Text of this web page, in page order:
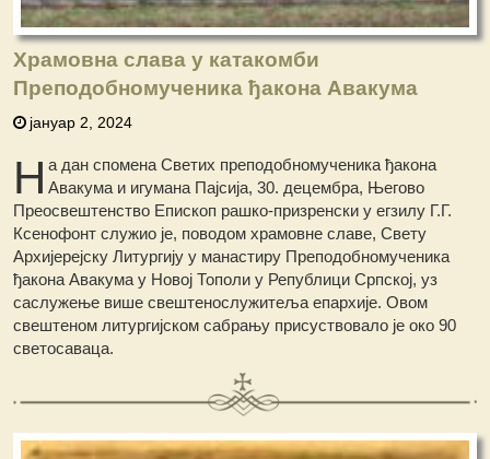
Храмовна слава у катакомби
Преподобномученика ђакона Авакума
јануар 2, 2024
Н а дан спомена Светих преподобномученика ђакона
Авакума и игумана Пајсија, 30. децембра, Његово
Преосвештенство Епископ рашко-призренски у егзилу Г.Г.
Ксенофонт служио је, поводом храмовне славе, Свету
Архијерејску Литургију у манастиру Преподобномученика
ђакона Авакума у Новој Тополи у Републици Српској, уз
саслужење више свештенослужитеља епархије. Овом
свештеном литургијском сабрању присуствовало је око 90
светосаваца.